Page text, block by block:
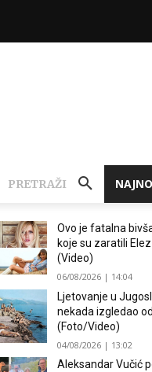
PRETRAŽI
Ovo je fatalna
koje su zaratili
(Video)
06/08/2026 | 14:04
Ljetovanje u
nekada izgledao
(Foto/Video)
04/08/2026 | 13:02
Aleksandar Vučić